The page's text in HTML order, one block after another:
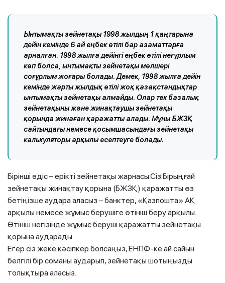
Ынтымақты зейнетақы 1998 жылдың 1 қаңтарына
дейін кемінде 6 ай еңбек өтілі бар азаматтарға
арналған. 1998 жылға дейінгі еңбек өтілі неғұрлым
көп болса, ынтымақты зейнетақы мөлшері
соғұрлым жоғары болады. Демек, 1998 жылға дейін
кемінде жарты жылдық өтілі жоқ қазақстандықтар
ынтымақты зейнетақы алмайды. Олар тек базалық
зейнетақыны және жинақтаушы зейнетақы
қорында жинаған қаражатты алады. Мұны БЖЗҚ
сайтындағы немесе қосымшасындағы зейнетақы
калькуляторы арқылы есептеуге болады.
Бірінші әдіс – ерікті зейнетақы жарнасы.Сіз Бірыңғай
зейнетақы жинақтау қорына (БЖЗҚ) қаражатты өз
бетіңізше аудара аласыз – банктер, «Қазпошта» АҚ
арқылы немесе жұмыс берушіге өтініш беру арқылы.
Өтініш негізінде жұмыс беруші қаражатты зейнетақы
қорына аударады.
Егер сіз жеке кәсіпкер болсаңыз, ЕНПФ-ке ай сайын
белгілі бір соманы аударып, зейнетақы шотыңызды
толықтыра аласыз.